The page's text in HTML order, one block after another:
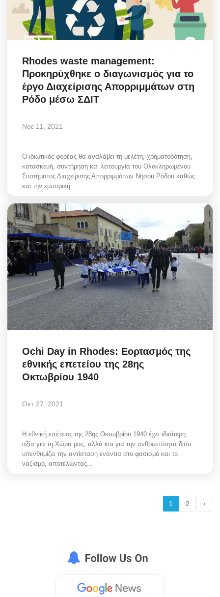
Rhodes waste management:
Προκηρύχθηκε ο διαγωνισμός για το
έργο Διαχείρισης Απορριμμάτων στη
Ρόδο μέσω ΣΔΙΤ
Νοε 11, 2021
Ο ιδιωτικός φορέας θα αναλάβει τη μελέτη, χρηματοδότηση,
κατασκευή, συντήρηση και λειτουργία του Ολοκληρωμένου
Συστήματος Διαχείρισης Απορριμμάτων Νήσου Ρόδου καθώς
και την εμπορική...
Ochi Day in Rhodes: Εορτασμός της
εθνικής επετείου της 28ης
Οκτωβρίου 1940
Οκτ 27, 2021
Η εθνική επέτειος της 28ης Οκτωβρίου 1940 έχει ιδιαίτερη
αξία για τη Χώρα μας, αλλά και για την ανθρωπότητα διότι
υπενθυμίζει την αντίσταση ενάντια στο φασισμό και το
ναζισμό, αποτελώντας...
1 2 ›